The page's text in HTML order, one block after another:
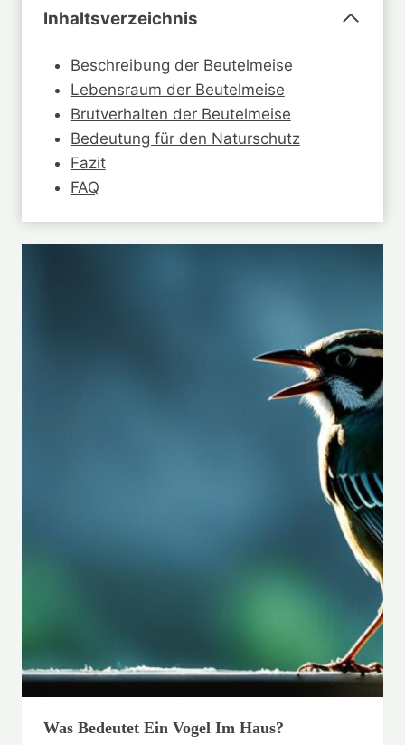
Inhaltsverzeichnis
Beschreibung der Beutelmeise
Lebensraum der Beutelmeise
Brutverhalten der Beutelmeise
Bedeutung für den Naturschutz
Fazit
FAQ
Was Bedeutet Ein Vogel Im Haus?